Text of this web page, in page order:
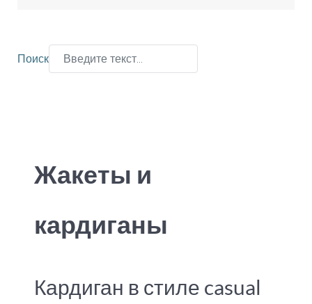
Поиск
Жакеты и
кардиганы
Кардиган в стиле casual